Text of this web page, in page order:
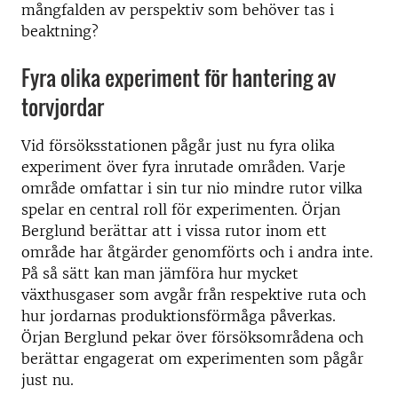
mångfalden av perspektiv som behöver tas i
beaktning?
Fyra olika experiment för hantering av
torvjordar
Vid försöksstationen pågår just nu fyra olika
experiment över fyra inrutade områden. Varje
område omfattar i sin tur nio mindre rutor vilka
spelar en central roll för experimenten. Örjan
Berglund berättar att i vissa rutor inom ett
område har åtgärder genomförts och i andra inte.
På så sätt kan man jämföra hur mycket
växthusgaser som avgår från respektive ruta och
hur jordarnas produktionsförmåga påverkas.
Örjan Berglund pekar över försöksområdena och
berättar engagerat om experimenten som pågår
just nu.